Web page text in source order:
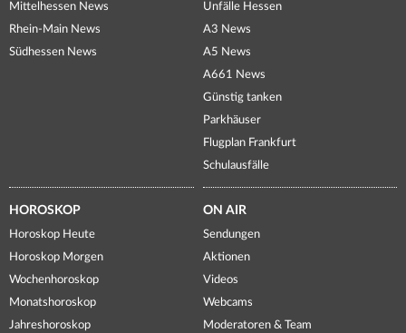
Mittelhessen News
Rhein-Main News
Südhessen News
Unfälle Hessen
A3 News
A5 News
A661 News
Günstig tanken
Parkhäuser
Flugplan Frankfurt
Schulausfälle
HOROSKOP
Horoskop Heute
Horoskop Morgen
Wochenhoroskop
Monatshoroskop
Jahreshoroskop
ON AIR
Sendungen
Aktionen
Videos
Webcams
Moderatoren & Team